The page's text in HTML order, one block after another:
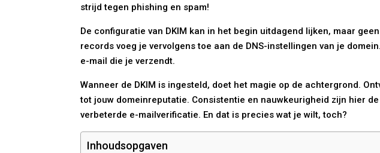
strijd tegen phishing en spam!
De configuratie van DKIM kan in het begin uitdagend lijken, maar
records voeg je vervolgens toe aan de DNS-instellingen van je
e-mail die je verzendt.
Wanneer de DKIM is ingesteld, doet het magie op de achtergrond.
tot jouw domeinreputatie. Consistentie en nauwkeurigheid zijn hier
verbeterde e-mailverificatie. En dat is precies wat je wilt, toch?
Inhoudsopgaven